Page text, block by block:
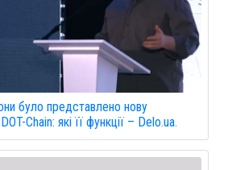
було представлено нову
Chain: які її функції – Delo.ua.